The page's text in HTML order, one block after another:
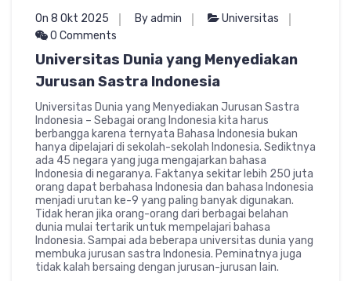
On 8 Okt 2025 By admin
Universitas
0 Comments
Universitas Dunia yang Menyediakan
Jurusan Sastra Indonesia
Universitas Dunia yang Menyediakan Jurusan Sastra
Indonesia – Sebagai orang Indonesia kita harus
berbangga karena ternyata Bahasa Indonesia bukan
hanya dipelajari di sekolah-sekolah Indonesia. Sediktnya
ada 45 negara yang juga mengajarkan bahasa
Indonesia di negaranya. Faktanya sekitar lebih 250 juta
orang dapat berbahasa Indonesia dan bahasa Indonesia
menjadi urutan ke-9 yang paling banyak digunakan.
Tidak heran jika orang-orang dari berbagai belahan
dunia mulai tertarik untuk mempelajari bahasa
Indonesia. Sampai ada beberapa universitas dunia yang
membuka jurusan sastra Indonesia. Peminatnya juga
tidak kalah bersaing dengan jurusan-jurusan lain.